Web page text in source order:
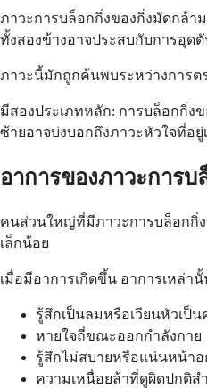
ภาวะการบล็อกกิ่งของกิ่งมัดกล้
ทั้งสองข้างอาจประสบกับการอุด
ภาวะนี้มักถูกค้นพบระหว่างการต
มีสองประเภทหลัก: การบล็อกกิ่ง
ซ้ายอาจบ่งบอกถึงภาวะหัวใจที่อ
อาการของภาวะการ
คนส่วนใหญ่ที่มีภาวะการบล็อกกิ่ง
เล็กน้อย
เมื่อมีอาการเกิดขึ้น อาการเหล่า
รู้สึกเป็นลมหรือเวียนหัวเป็น
หายใจถี่ขณะออกกำลังกาย
รู้สึกไม่สบายหรือแน่นหน้าอ
ความเหนื่อยล้าที่ดูผิดปกติ